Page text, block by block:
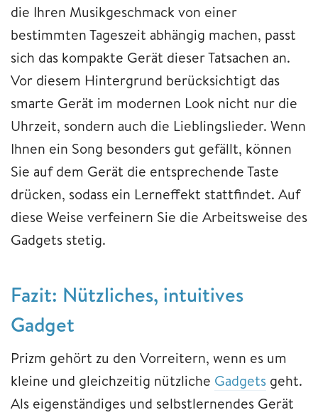
die Ihren Musikgeschmack von einer
bestimmten Tageszeit abhängig machen, passt
sich das kompakte Gerät dieser Tatsachen an.
Vor diesem Hintergrund berücksichtigt das
smarte Gerät im modernen Look nicht nur die
Uhrzeit, sondern auch die Lieblingslieder. Wenn
Ihnen ein Song besonders gut gefällt, können
Sie auf dem Gerät die entsprechende Taste
drücken, sodass ein Lerneffekt stattfindet. Auf
diese Weise verfeinern Sie die Arbeitsweise des
Gadgets stetig.
Fazit: Nützliches, intuitives
Gadget
Prizm gehört zu den Vorreitern, wenn es um
kleine und gleichzeitig nützliche Gadgets geht.
Als eigenständiges und selbstlernendes Gerät